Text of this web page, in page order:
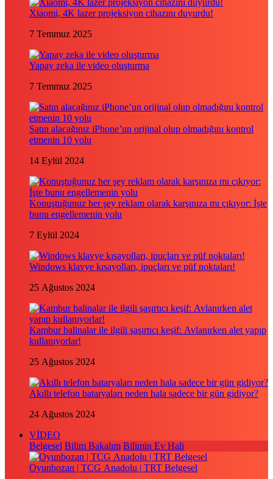
Xiaomi, 4K lazer projeksiyon cihazını duyurdu!
7 Temmuz 2025
Yapay zeka ile video oluşturma
7 Temmuz 2025
Satın alacağınız iPhone’un orijinal olup olmadığını kontrol
etmenin 10 yolu
14 Eylül 2024
Konuştuğunuz her şey reklam olarak karşınıza mı çıkıyor: İşte
bunu engellemenin yolu
7 Eylül 2024
Windows klavye kısayolları, ipuçları ve püf noktaları!
25 Ağustos 2024
Kambur balinalar ile ilgili şaşırtıcı keşif: Avlanırken alet yapıp
kullanıyorlar!
25 Ağustos 2024
Akıllı telefon bataryaları neden hala sadece bir gün gidiyor?
24 Ağustos 2024
VİDEO
Belgesel Bilim Bakalım Bilimin Ev Hali
Oyunbozan | TCG Anadolu | TRT Belgesel